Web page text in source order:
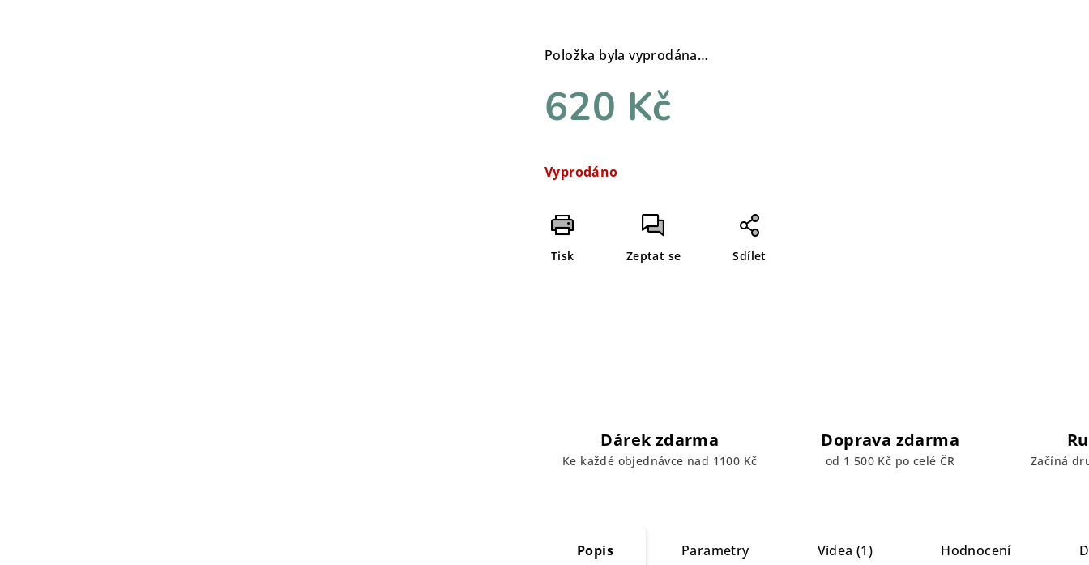
Položka byla vyprodána…
620 Kč
cena:
Vyprodáno
Tisk Zeptat se Sdílet
Dárek zdarma
Ke každé objednávce nad 1100 Kč
Doprava zdarma
od 1 500 Kč po celé ČR Začíná
Popis Parametry Videa (1) Hodnocení